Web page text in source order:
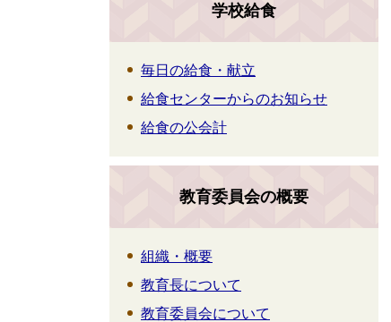
学校給食
毎日の給食・献立
給食センターからのお知らせ
給食の公会計
教育委員会の概要
組織・概要
教育長について
教育委員会について